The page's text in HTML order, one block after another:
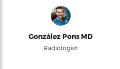
González Pons MD
Radiologist